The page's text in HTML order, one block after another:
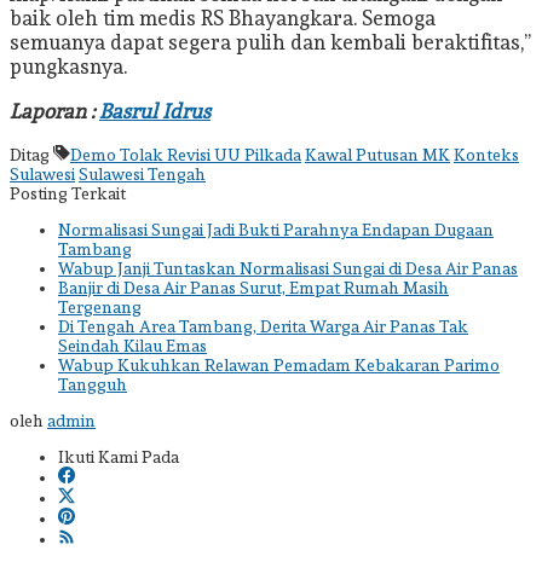
baik oleh tim medis RS Bhayangkara. Semoga
semuanya dapat segera pulih dan kembali beraktifitas,”
pungkasnya.
Laporan :Basrul Idrus
Ditag Demo Tolak Revisi UU PilkadaKawal Putusan MK Konteks
Sulawesi Sulawesi Tengah
Posting Terkait
Normalisasi Sungai Jadi Bukti Parahnya Endapan Dugaan
Tambang
Wabup Janji Tuntaskan Normalisasi Sungai di Desa Air Panas
Banjir di Desa Air Panas Surut, Empat Rumah Masih
Tergenang
Di Tengah Area Tambang, Derita Warga Air Panas Tak
Seindah Kilau Emas
Wabup Kukuhkan Relawan Pemadam Kebakaran Parimo
Tangguh
oleh admin
Ikuti Kami Pada